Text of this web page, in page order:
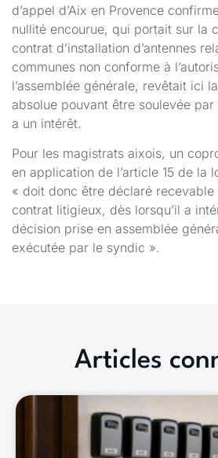
d’appel d’Aix en Provence
nullité encourue, qui portait sur la
contrat d’installation d’antennes
communes non conforme à
l’assemblée générale, revêtait ici
absolue pouvant être soulevée
a un intérêt.
Pour les magistrats aixois, un
en application de l’article 15 de la
« doit donc être déclaré
contrat litigieux, dès lorsqu’il a
décision prise en assemblée
exécutée par le syndic ».
Articles